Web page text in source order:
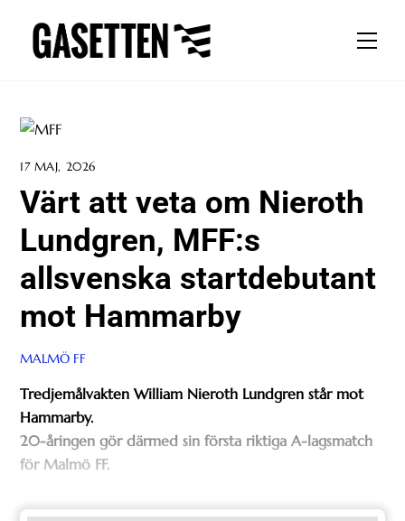
content
17 MAJ, 2026
Värt att veta om Nieroth
Lundgren, MFF:s
allsvenska startdebutant
mot Hammarby
MALMÖ FF
Tredjemålvakten William Nieroth Lundgren står mot
Hammarby.
20-åringen gör därmed sin första riktiga A-lagsmatch
för Malmö FF.